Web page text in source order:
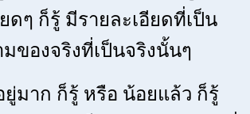
ๆ ก็รู้ มีรายละเอียดที่เป็น
ของจริงที่เป็นจริงนั้นๆ
มาก ก็รู้ หรือ น้อยแล้ว ก็รู้